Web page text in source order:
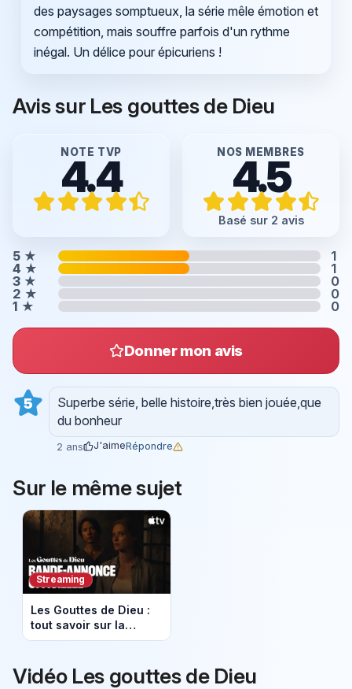
des paysages somptueux, la série mêle émotion et
compétition, mais souffre parfois d'un rythme
inégal. Un délice pour épicuriens !
Avis sur Les gouttes de Dieu
NOTE TVP
4.4 NOS MEMBRES
4.5
Basé sur 2 avis
5 ★
1
4 ★
1
3 ★
0
2 ★
0
1 ★ 0
Donner mon avis
5
Superbe série, belle histoire,très bien jouée,que
du bonheur
2 ans J'aimeRépondre
Sur le même sujet
Streaming
Les Gouttes de Dieu :
tout savoir sur la
saison 2 attendue en
Vidéo Les gouttes de Dieu